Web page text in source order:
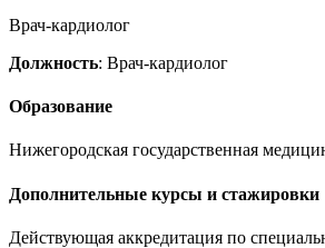
Врач-кардиолог
Должность: Врач-кардиолог
Образование
Нижегородская государственная
Дополнительные курсы и стажировки
Действующая аккредитация по